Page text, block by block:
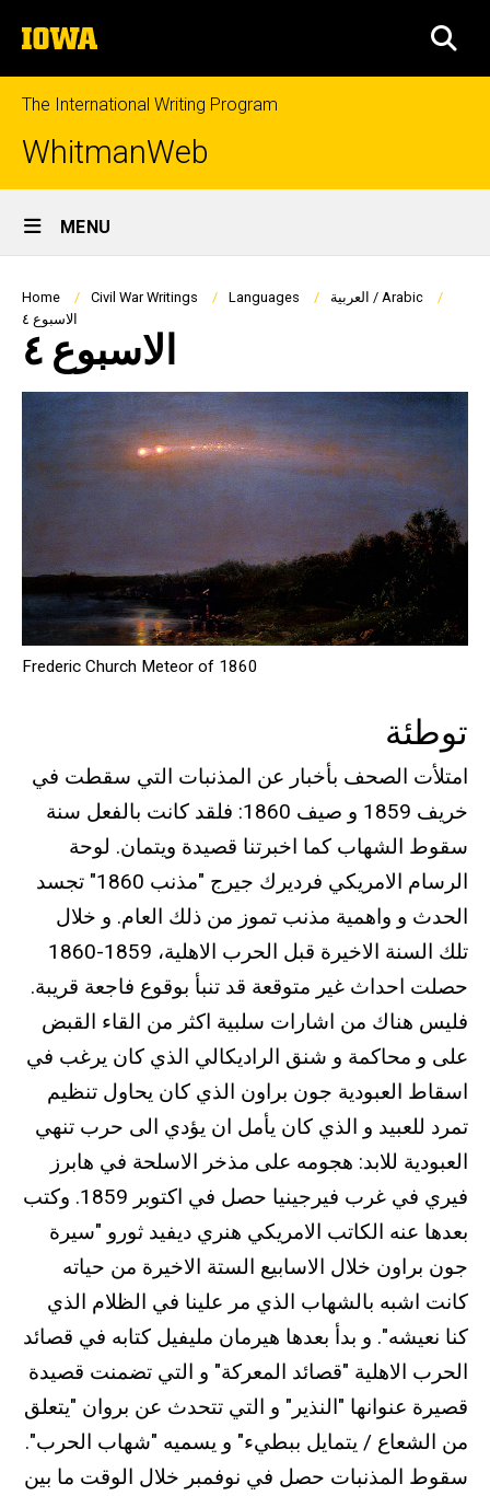
to
content
The
University
of
Iowa
The International Writing Program
WhitmanWeb
Site
Main
Navigation
MENU
Breadcrumb
Home Civil War Writings Languages
العربية / Arabic
الاسبوع ٤
الاسبوع ٤
Frederic Church Meteor of 1860
توطئة
امتلأت الصحف بأخبار عن المذنبات التي سقطت في
خريف 1859 و صيف 1860: فلقد كانت بالفعل سنة
سقوط الشهاب كما اخبرتنا قصيدة ويتمان. لوحة
الرسام الامريكي فرديرك جيرج "مذنب 1860" تجسد
الحدث و واهمية مذنب تموز من ذلك العام. و خلال
تلك السنة الاخيرة قبل الحرب الاهلية، 1859-1860
حصلت احداث غير متوقعة قد تنبأ بوقوع فاجعة قريبة.
فليس هناك من اشارات سلبية اكثر من القاء القبض
على و محاكمة و شنق الراديكالي الذي كان يرغب في
اسقاط العبودية جون براون الذي كان يحاول تنظيم
تمرد للعبيد و الذي كان يأمل ان يؤدي الى حرب تنهي
العبودية للابد: هجومه على مذخر الاسلحة في هابرز
فيري في غرب فيرجينيا حصل في اكتوبر 1859. وكتب
بعدها عنه الكاتب الامريكي هنري ديفيد ثورو "سيرة
جون براون خلال الاسابيع الستة الاخيرة من حياته
كانت اشبه بالشهاب الذي مر علينا في الظلام الذي
كنا نعيشه". و بدأ بعدها هيرمان مليفيل كتابه في قصائد
الحرب الاهلية "قصائد المعركة" و التي تضمنت قصيدة
قصيرة عنوانها "النذير" و التي تتحدث عن بروان "يتعلق
من الشعاع / يتمايل ببطيء" و يسميه "شهاب الحرب".
سقوط المذنبات حصل في نوفمبر خلال الوقت ما بين